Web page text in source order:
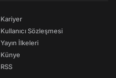
Kariyer
Kullanıcı Sözleşmesi
Yayın İlkeleri
Künye
RSS